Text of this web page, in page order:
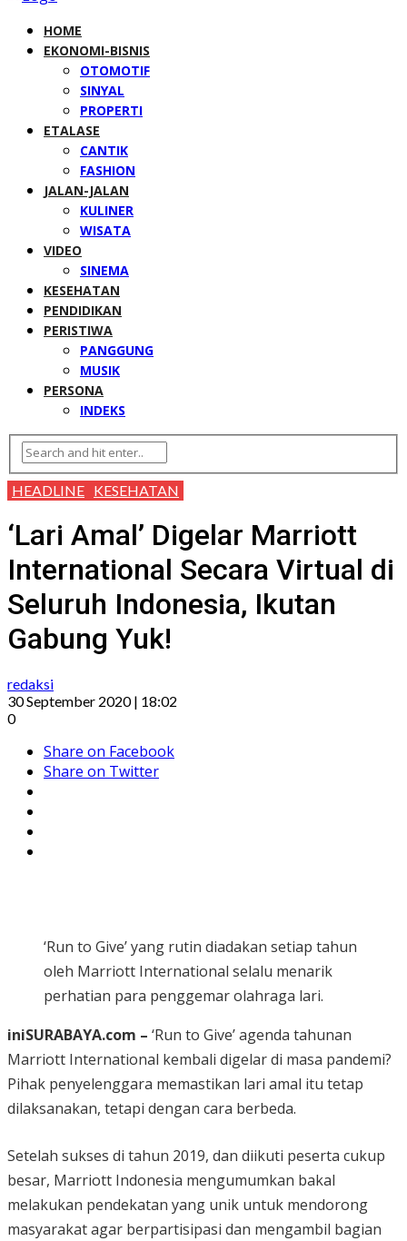
HOME
EKONOMI-BISNIS
OTOMOTIF
SINYAL
PROPERTI
ETALASE
CANTIK
FASHION
JALAN-JALAN
KULINER
WISATA
VIDEO
SINEMA
KESEHATAN
PENDIDIKAN
PERISTIWA
PANGGUNG
MUSIK
PERSONA
INDEKS
HEADLINE KESEHATAN
‘Lari Amal’ Digelar Marriott
International Secara Virtual di
Seluruh Indonesia, Ikutan
Gabung Yuk!
redaksi
30 September 2020 | 18:02
0
Share on Facebook
Share on Twitter
‘Run to Give’ yang rutin diadakan setiap tahun
oleh Marriott International selalu menarik
perhatian para penggemar olahraga lari.
iniSURABAYA.com – ‘Run to Give’ agenda tahunan
Marriott International kembali digelar di masa pandemi?
Pihak penyelenggara memastikan lari amal itu tetap
dilaksanakan, tetapi dengan cara berbeda.
Setelah sukses di tahun 2019, dan diikuti peserta cukup
besar, Marriott Indonesia mengumumkan bakal
melakukan pendekatan yang unik untuk mendorong
masyarakat agar berpartisipasi dan mengambil bagian